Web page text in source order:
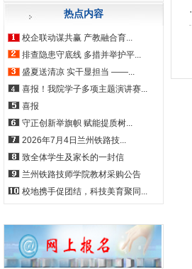
热点内容
校企联动谋共赢 产教融合育...
排查隐患守底线 多措并举护平...
盛夏送清凉 实干显担当 ——...
喜报！我院学子多项主题演讲赛...
喜报
守正创新举旗帜 赋能提质树...
2026年7月4日兰州铁路技...
致全体学生及家长的一封信
兰州铁路技师学院教材采购公告
校地携手促团结，科技美育聚同...
·